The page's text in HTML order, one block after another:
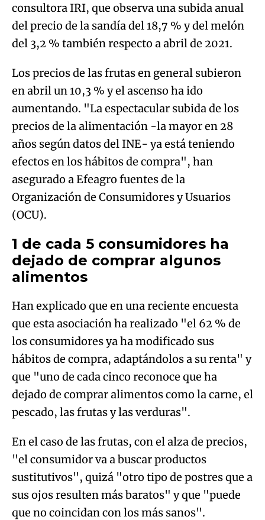
consultora IRI, que observa una subida anual
del precio de la sandía del 18,7 % y del melón
del 3,2 % también respecto a abril de 2021.
Los precios de las frutas en general subieron
en abril un 10,3 % y el ascenso ha ido
aumentando. "La espectacular subida de los
precios de la alimentación -la mayor en 28
años según datos del INE- ya está teniendo
efectos en los hábitos de compra", han
asegurado a Efeagro fuentes de la
Organización de Consumidores y Usuarios
(OCU).
1 de cada 5 consumidores ha
dejado de comprar algunos
alimentos
Han explicado que en una reciente encuesta
que esta asociación ha realizado "el 62 % de
los consumidores ya ha modificado sus
hábitos de compra, adaptándolos a su renta" y
que "uno de cada cinco reconoce que ha
dejado de comprar alimentos como la carne, el
pescado, las frutas y las verduras".
En el caso de las frutas, con el alza de precios,
"el consumidor va a buscar productos
sustitutivos", quizá "otro tipo de postres que a
sus ojos resulten más baratos" y que "puede
que no coincidan con los más sanos".